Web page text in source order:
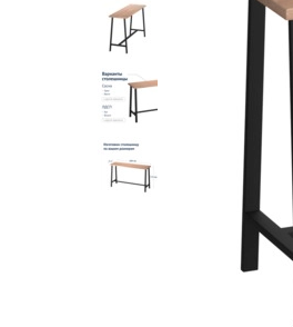
Лофт
Гостиницы и отели
Мебель для хранения
Комплектующие
Корпусная мебель